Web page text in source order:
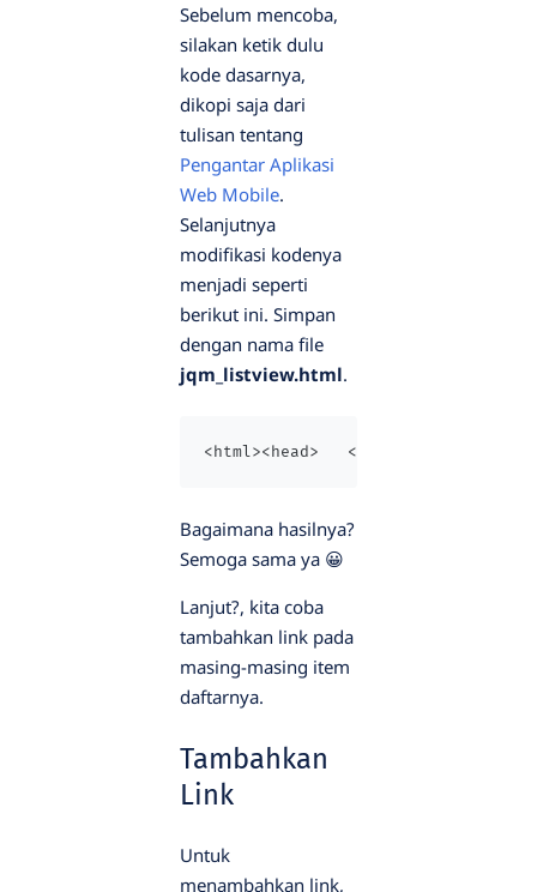
Sebelum mencoba,
silakan ketik dulu
kode dasarnya,
dikopi saja dari
tulisan tentang
Pengantar Aplikasi
Web Mobile.
Selanjutnya
modifikasi kodenya
menjadi seperti
berikut ini. Simpan
dengan nama file
jqm_listview.html.
<html><head>   <title>Membuat
Bagaimana hasilnya?
Semoga sama ya 😀
Lanjut?, kita coba
tambahkan link pada
masing-masing item
daftarnya.
Tambahkan
Link
Untuk
menambahkan link,